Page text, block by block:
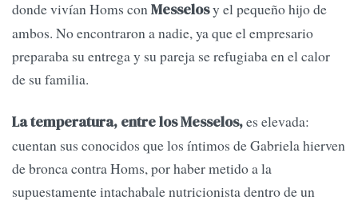
donde vivían Homs conMesselosy el pequeño hijo de
ambos. No encontraron a nadie, ya que el empresario
preparaba su entrega y su pareja se refugiaba en el calor
de su familia.
La temperatura, entre los Messelos,es elevada:
cuentan sus conocidos que los íntimos de Gabriela hierven
de bronca contra Homs, por haber metido a la
supuestamente intachabale nutricionista dentro de un